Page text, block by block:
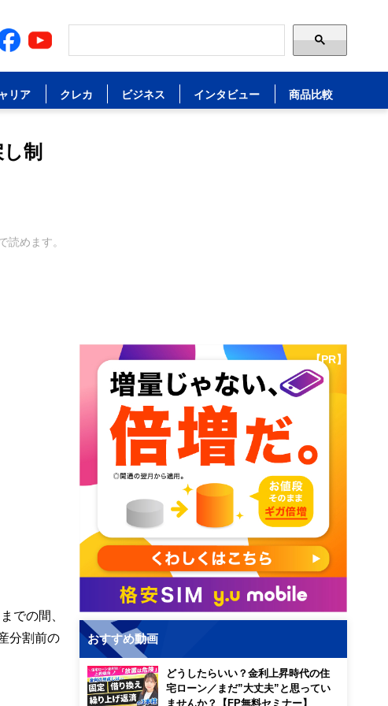
リア クレカ ビジネス インタビュー 商品比較
制
読めます。
での間、
分割前の
【PR】
おすすめ動画
どうしたらいい？金利上昇時代の住
宅ローン／まだ”大丈夫”と思ってい
ませんか？【FP無料セミナー】